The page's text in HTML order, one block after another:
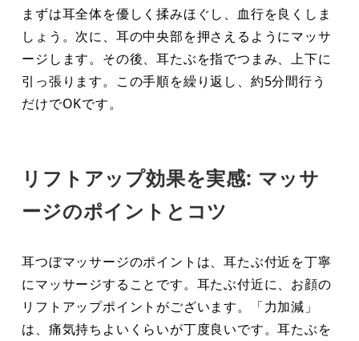
まずは耳全体を優しく揉みほぐし、血行を良くしま
しょう。次に、耳の中央部を押さえるようにマッサ
ージします。その後、耳たぶを指でつまみ、上下に
引っ張ります。この手順を繰り返し、約5分間行う
だけでOKです。
リフトアップ効果を実感: マッサ
ージのポイントとコツ
耳つぼマッサージのポイントは、耳たぶ付近を丁寧
にマッサージすることです。耳たぶ付近に、お顔の
リフトアップポイントがございます。「力加減」
は、痛気持ちよいくらいが丁度良いです。耳たぶを